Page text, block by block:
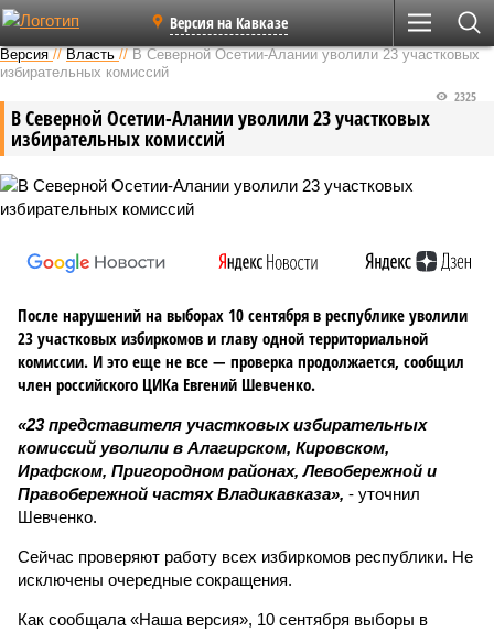
Версия на Кавказе
Версия //Власть //В Северной Осетии-Алании уволили 23 участковых
избирательных комиссий
В Северной Осетии-Алании уволили 23 участковых
избирательных комиссий
2325
После нарушений на выборах 10 сентября в республике уволили
23 участковых избиркомов и главу одной территориальной
комиссии. И это еще не все — проверка продолжается, сообщил
член российского ЦИКа Евгений Шевченко.
«23 представителя участковых избирательных
комиссий уволили в Алагирском, Кировском,
Ирафском, Пригородном районах, Левобережной и
Правобережной частях Владикавказа», - уточнил
Шевченко.
Сейчас проверяют работу всех избиркомов республики. Не
исключены очередные сокращения.
Как сообщала «Наша версия», 10 сентября выборы в